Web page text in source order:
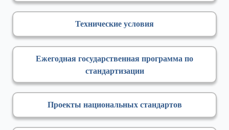
Технические условия
Ежегодная государственная программа по
стандартизации
Проекты национальных стандартов